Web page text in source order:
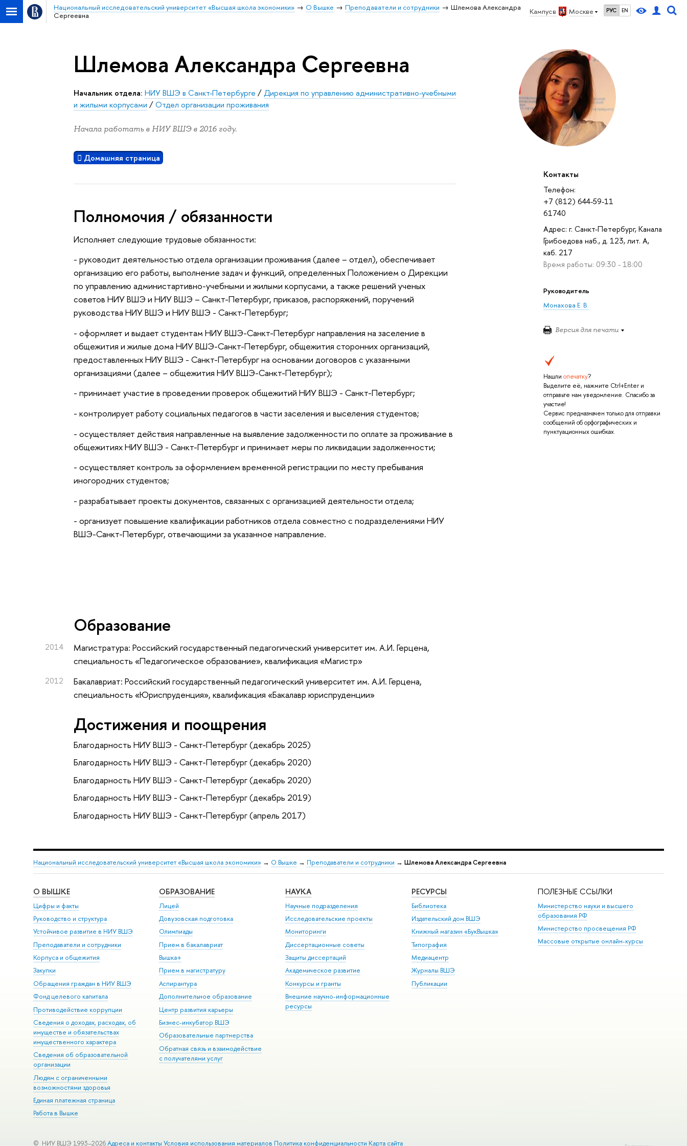
Кампус в Москве РУС EN
Национальный исследовательский университет «Высшая школа экономики» О Вышке Преподаватели и сотрудники
Шлемова Александра
Сергеевна
Контакты
Телефон:
+7 (812) 644-59-11
61740
Адрес: г. Санкт-Петербург, Канала
Грибоедова наб., д. 123, лит. А,
каб. 217
Время работы: 09:30 - 18:00
Руководитель
Монахова Е. В.
Версия для печати
Нашли опечатку?
Выделите её, нажмите Ctrl+Enter и
отправьте нам уведомление. Спасибо за
участие!
Сервис предназначен только для отправки
сообщений об орфографических и
пунктуационных ошибках.
Шлемова Александра Сергеевна
Начальник отдела: НИУ ВШЭ в Санкт-Петербурге /Дирекция по управлению административно-учебными
и жилыми корпусами /Отдел организации проживания
Начала работать в НИУ ВШЭ в 2016 году.
Домашняя страница
Полномочия / обязанности
Исполняет следующие трудовые обязанности:
- руководит деятельностью отдела организации проживания (далее – отдел), обеспечивает
организацию его работы, выполнение задач и функций, определенных Положением о Дирекции
по управлению администартивно-учебными и жилыми корпусами, а также решений ученых
советов НИУ ВШЭ и НИУ ВШЭ – Санкт-Петербург, приказов, распоряжений, поручений
руководства НИУ ВШЭ и НИУ ВШЭ - Санкт-Петербург;
- оформляет и выдает студентам НИУ ВШЭ-Санкт-Петербург направления на заселение в
общежития и жилые дома НИУ ВШЭ-Санкт-Петербург, общежития сторонних организаций,
предоставленных НИУ ВШЭ - Санкт-Петербург на основании договоров с указанными
организациями (далее – общежития НИУ ВШЭ-Санкт-Петербург);
- принимает участие в проведении проверок общежитий НИУ ВШЭ - Санкт-Петербург;
- контролирует работу социальных педагогов в части заселения и выселения студентов;
- осуществляет действия направленные на выявление задолженности по оплате за проживание в
общежитиях НИУ ВШЭ - Санкт-Петербург и принимает меры по ликвидации задолженности;
- осуществляет контроль за оформлением временной регистрации по месту пребывания
иногородних студентов;
- разрабатывает проекты документов, связанных с организацией деятельности отдела;
- организует повышение квалификации работников отдела совместно с подразделениями НИУ
ВШЭ-Санкт-Петербург, отвечающими за указанное направление.
Oбразование
2014
Магистратура: Российский государственный педагогический университет им. А.И. Герцена,
специальность «Педагогическое образование», квалификация «Магистр»
2012
Бакалавриат: Российский государственный педагогический университет им. А.И. Герцена,
специальность «Юриспруденция», квалификация «Бакалавр юриспруденции»
Достижения и поощрения
Благодарность НИУ ВШЭ - Санкт-Петербург (декабрь 2025)
Благодарность НИУ ВШЭ - Санкт-Петербург (декабрь 2020)
Благодарность НИУ ВШЭ - Санкт-Петербург (декабрь 2020)
Благодарность НИУ ВШЭ - Санкт-Петербург (декабрь 2019)
Благодарность НИУ ВШЭ - Санкт-Петербург (апрель 2017)
Национальный исследовательский университет «Высшая школа экономики» → О Вышке → Преподаватели и сотрудники → Шлемова Александра Сергеевна
О ВЫШКЕ
Цифры и факты
Руководство и структура
Устойчивое развитие в НИУ ВШЭ
Преподаватели и сотрудники
Корпуса и общежития
Закупки
Обращения граждан в НИУ ВШЭ
Фонд целевого капитала
Противодействие коррупции
Сведения о доходах, расходах, об
имуществе и обязательствах
имущественного характера
Сведения об образовательной
организации
Людям с ограниченными
возможностями здоровья
Единая платежная страница
Работа в Вышке
ОБРАЗОВАНИЕ
Лицей
Довузовская подготовка
Олимпиады
Прием в бакалавриат
Вышка+
Прием в магистратуру
Аспирантура
Дополнительное образование
Центр развития карьеры
Бизнес-инкубатор ВШЭ
Образовательные партнерства
Обратная связь и взаимодействие
с получателями услуг
НАУКА
Научные подразделения
Исследовательские проекты
Мониторинги
Диссертационные советы
Защиты диссертаций
Академическое развитие
Конкурсы и гранты
Внешние научно-информационные
ресурсы
РЕСУРСЫ
Библиотека
Издательский дом ВШЭ
Книжный магазин «БукВышка»
Типография
Медиацентр
Журналы ВШЭ
Публикации
ПОЛЕЗНЫЕ ССЫЛКИ
Министерство науки и высшего
образования РФ
Министерство просвещения РФ
Массовые открытые онлайн-курсы
© НИУ ВШЭ 1993–2026 Адреса и контакты Условия использования материалов Политика конфиденциальности Карта сайта